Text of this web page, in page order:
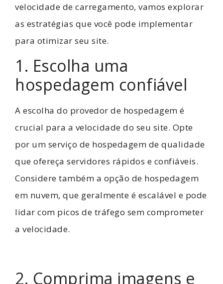
velocidade de carregamento, vamos explorar
as estratégias que você pode implementar
para otimizar seu site.
1. Escolha uma
hospedagem confiável
A escolha do provedor de hospedagem é
crucial para a velocidade do seu site. Opte
por um serviço de hospedagem de qualidade
que ofereça servidores rápidos e confiáveis.
Considere também a opção de hospedagem
em nuvem, que geralmente é escalável e pode
lidar com picos de tráfego sem comprometer
a velocidade.
2. Comprima imagens e